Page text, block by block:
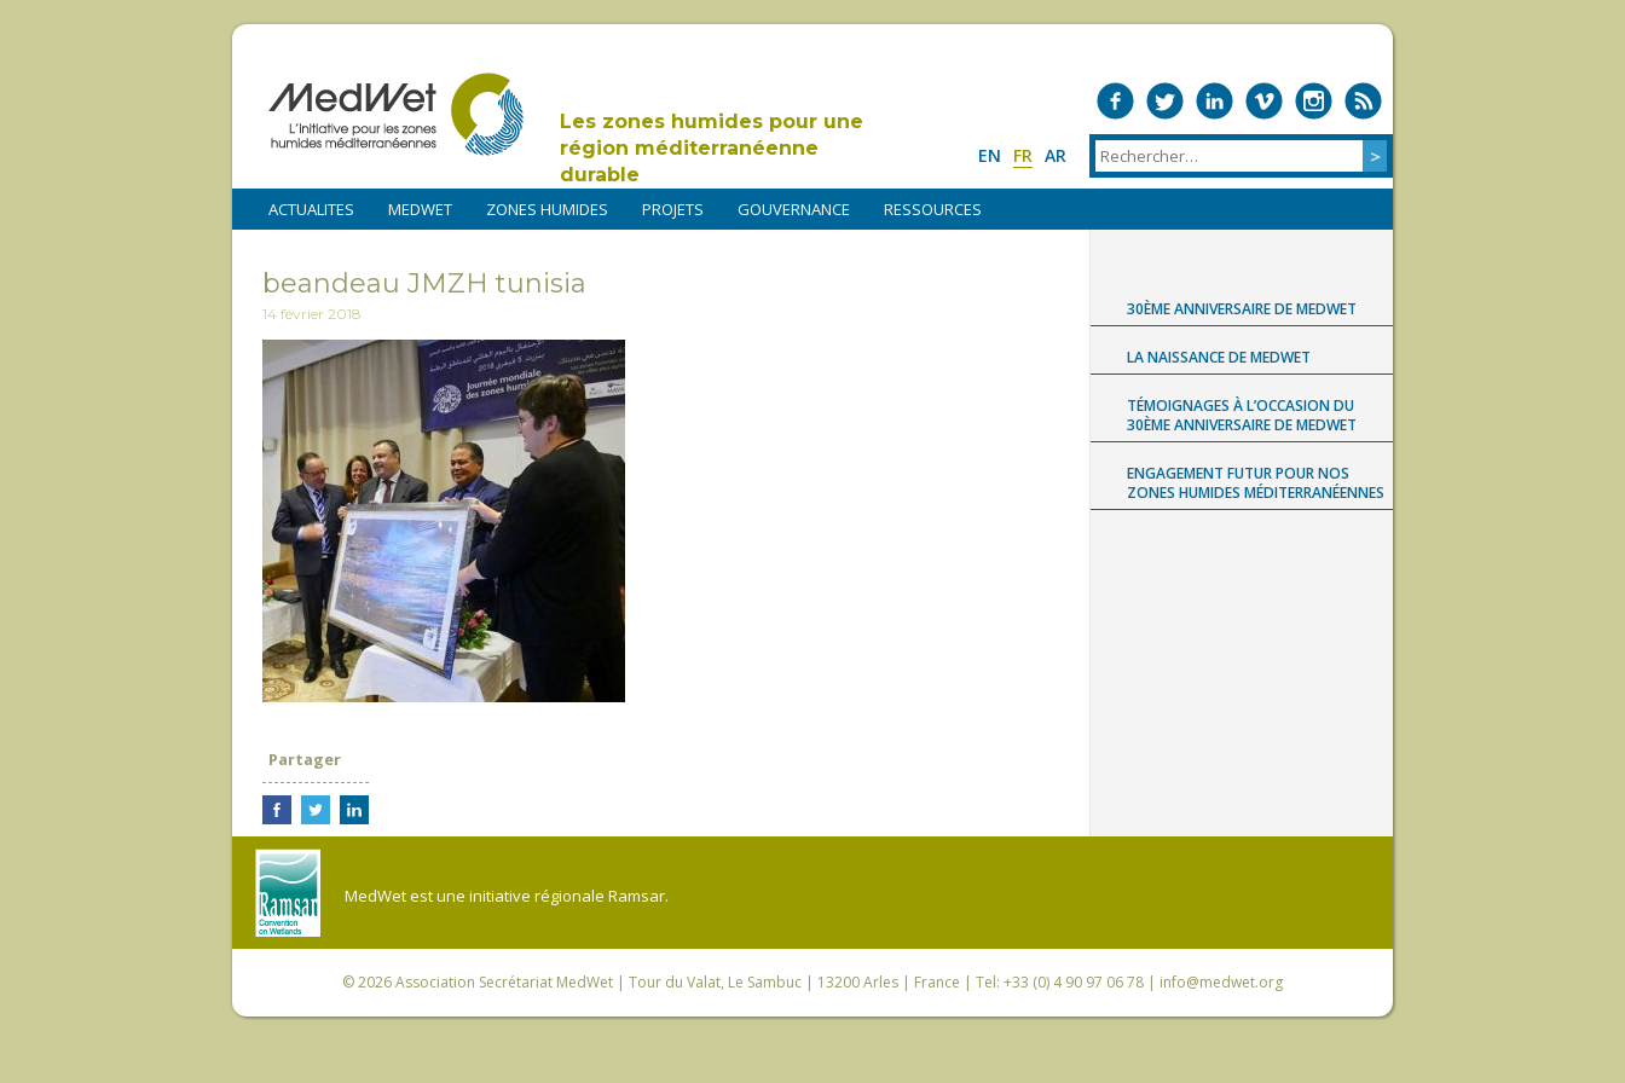
Les zones humides pour une
région méditerranéenne
durable
EN FR AR
ACTUALITES MEDWET ZONES HUMIDES PROJETS GOUVERNANCE RESSOURCES
beandeau JMZH tunisia
14 février 2018
Partager
30ÈME ANNIVERSAIRE DE MEDWET
LA NAISSANCE DE MEDWET
TÉMOIGNAGES À L’OCCASION DU
30ÈME ANNIVERSAIRE DE MEDWET
ENGAGEMENT FUTUR POUR NOS
ZONES HUMIDES MÉDITERRANÉENNES
MedWet est une initiative régionale Ramsar.
© 2026Association Secrétariat MedWet | Tour du Valat, Le Sambuc | 13200 Arles | France | Tel: +33 (0) 4 90 97 06 78 | info@medwet.org